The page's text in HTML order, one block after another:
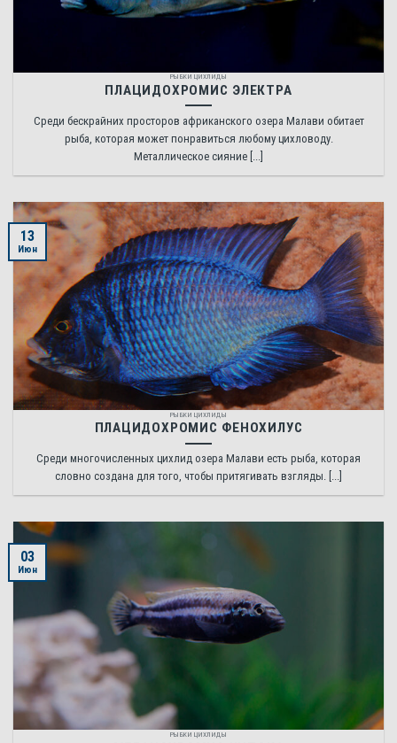
РЫБКИ ЦИХЛИДЫ
ПЛАЦИДОХРОМИС ЭЛЕКТРА
Среди бескрайних просторов африканского озера Малави обитает
рыба, которая может понравиться любому цихловоду.
Металлическое сияние [...]
РЫБКИ ЦИХЛИДЫ
ПЛАЦИДОХРОМИС ФЕНОХИЛУС
Среди многочисленных цихлид озера Малави есть рыба, которая
словно создана для того, чтобы притягивать взгляды. [...]
13
Июн
РЫБКИ ЦИХЛИДЫ
03
Июн